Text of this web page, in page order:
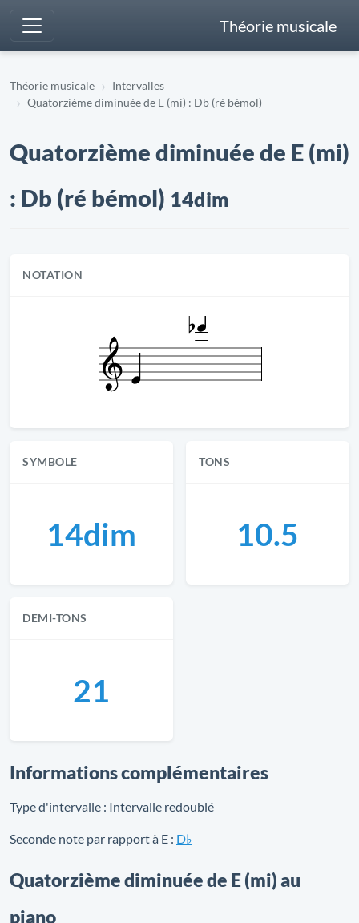
Théorie musicale
Théorie musicale
Intervalles
Quatorzième diminuée de E (mi) : Db (ré bémol)
Quatorzième diminuée de E (mi)
: Db (ré bémol) 14dim
NOTATION
SYMBOLE
14dim
TONS
10.5
DEMI-TONS
21
Informations complémentaires
Type d'intervalle : Intervalle redoublé
Seconde note par rapport à E : D♭
Quatorzième diminuée de E (mi) au
piano